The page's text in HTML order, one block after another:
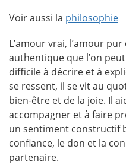
Voir aussi la philosophie
L’amour vrai, l’amour
authentique que l’on
difficile à décrire et à
se ressent, il se vit au
bien-être et de la joie. Il
accompagner et à faire
un sentiment constructif
confiance, le don et la
partenaire.